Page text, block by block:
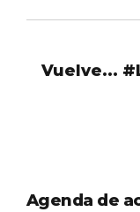
Vuelve...
Agenda de